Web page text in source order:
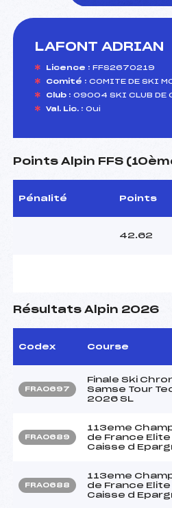
LAFONT ADRIAN
Licence : FFS2670219
Comité : COMITE DE SKI
Club : 09004 SKI CLUB DE
Val. Lic. : Oui
Points Alpin FFS
Pénalité Points
42.62
Résultats Alpin 2026
Codex Course
FRA0697
Finale Ski
Samse Tour
2026 SL
FRA0689
113eme
de France
Caisse d
FRA0688
113eme
de France
Caisse d